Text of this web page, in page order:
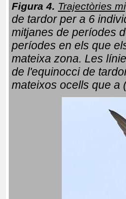
Figura 4. Trajectòries
de tardor per a 6
mitjanes de períodes
períodes en els que
mateixa zona. Les
de l'equinocci de
mateixos ocells que a